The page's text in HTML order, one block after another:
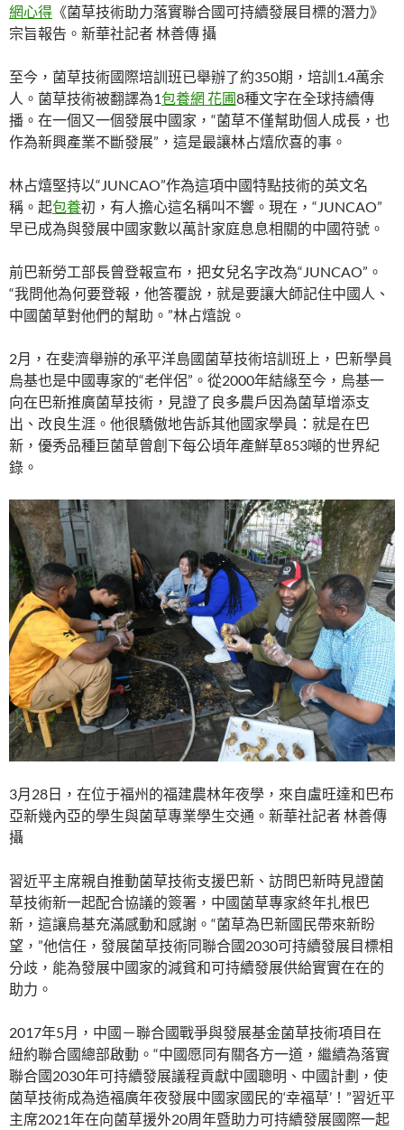
網心得 《菌草技術助力落實聯合國可持續發展目標的潛力》
宗旨報告。新華社記者 林善傳 攝
至今，菌草技術國際培訓班已舉辦了約350期，培訓1.4萬余
人。菌草技術被翻譯為1包養網 花圃8種文字在全球持續傳
播。在一個又一個發展中國家，“菌草不僅幫助個人成長，也
作為新興產業不斷發展”，這是最讓林占熺欣喜的事。
林占熺堅持以“JUNCAO”作為這項中國特點技術的英文名
稱。起包養初，有人擔心這名稱叫不響。現在，“JUNCAO”
早已成為與發展中國家數以萬計家庭息息相關的中國符號。
前巴新勞工部長曾登報宣布，把女兒名字改為“JUNCAO”。
“我問他為何要登報，他答覆說，就是要讓大師記住中國人、
中國菌草對他們的幫助。”林占熺說。
2月，在斐濟舉辦的承平洋島國菌草技術培訓班上，巴新學員
烏基也是中國專家的“老伴侶”。從2000年結緣至今，烏基一
向在巴新推廣菌草技術，見證了良多農戶因為菌草增添支
出、改良生涯。他很驕傲地告訴其他國家學員：就是在巴
新，優秀品種巨菌草曾創下每公頃年產鮮草853噸的世界紀
錄。
3月28日，在位于福州的福建農林年夜學，來自盧旺達和巴布
亞新幾內亞的學生與菌草專業學生交通。新華社記者 林善傳
攝
習近平主席親自推動菌草技術支援巴新、訪問巴新時見證菌
草技術新一起配合協議的簽署，中國菌草專家終年扎根巴
新，這讓烏基充滿感動和感謝。“菌草為巴新國民帶來新盼
望，”他信任，發展菌草技術同聯合國2030可持續發展目標相
分歧，能為發展中國家的減貧和可持續發展供給實實在在的
助力。
2017年5月，中國－聯合國戰爭與發展基金菌草技術項目在
紐約聯合國總部啟動。“中國愿同有關各方一道，繼續為落實
聯合國2030年可持續發展議程貢獻中國聰明、中國計劃，使
菌草技術成為造福廣年夜發展中國家國民的‘幸福草’！”習近平
主席2021年在向菌草援外20周年暨助力可持續發展國際一起